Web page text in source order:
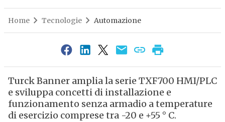
Home Tecnologie Automazione
Turck Banner amplia la serie TXF700 HMI/PLC
e sviluppa concetti di installazione e
funzionamento senza armadio a temperature
di esercizio comprese tra -20 e +55 ° C.